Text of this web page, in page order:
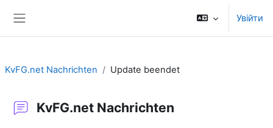
Увійти
KvFG.net Nachrichten Update beendet
KvFG.net Nachrichten